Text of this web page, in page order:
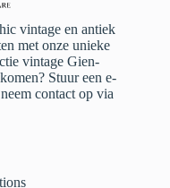
vintage en antiek
met onze unieke
vintage Gien-
Stuur een e-
contact op via